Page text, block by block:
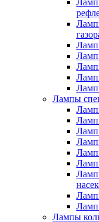
Лампы
Лампы